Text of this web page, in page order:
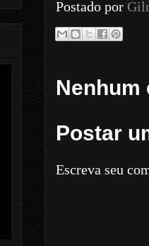
Postado por
Nenhum
Postar
Escreva seu